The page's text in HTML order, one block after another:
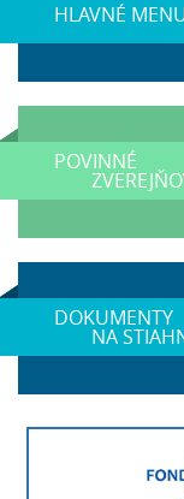
HLAVNÉ
POVINNÉ
DOKUMENTY
NA